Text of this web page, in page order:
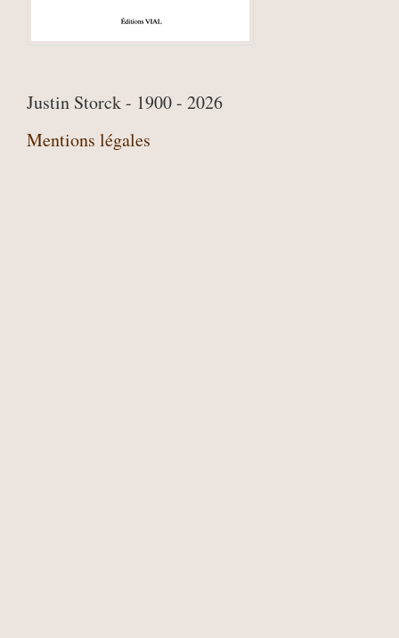
Justin Storck - 1900 - 2026
Mentions légales